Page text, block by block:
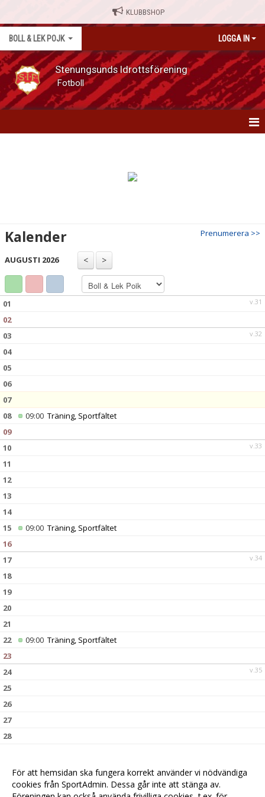
KLUBBSHOP
BOLL & LEK POJK LOGGA IN
Stenungsunds Idrottsförening
Fotboll
KONTAKT
Prenumerera >>
Kalender
AUGUSTI 2026
v.31
01
02
v.32
03
04
05
06
07
08
09:00 Träning, Sportfältet
09
v.33
10
11
12
13
14
15
09:00 Träning, Sportfältet
16
v.34
17
18
19
20
21
22
09:00 Träning, Sportfältet
23
v.35
24
25
26
27
28
För att hemsidan ska fungera korrekt använder vi nödvändiga
cookies från SportAdmin. Dessa går inte att stänga av.